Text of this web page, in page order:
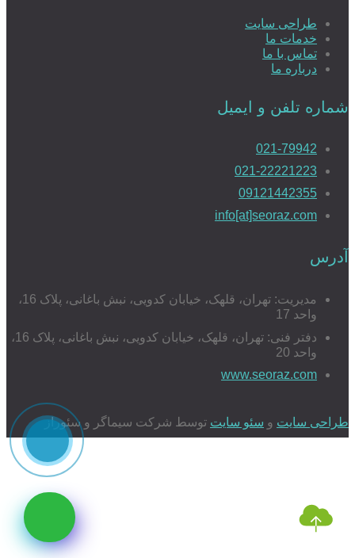
طراحی سایت
خدمات ما
تماس با ما
درباره ما
شماره تلفن و ایمیل
021-79942
021-22221223
09121442355
info[at]seoraz.com
آدرس
مدیریت: تهران، قلهک، خیابان کدویی، نبش باغانی، پلاک 16،
واحد 17
دفتر فنی: تهران، قلهک، خیابان کدویی، نبش باغانی، پلاک 16،
واحد 20
www.seoraz.com
طراحی سایت و سئو سایت توسط شرکت سیماگر و سئوراز